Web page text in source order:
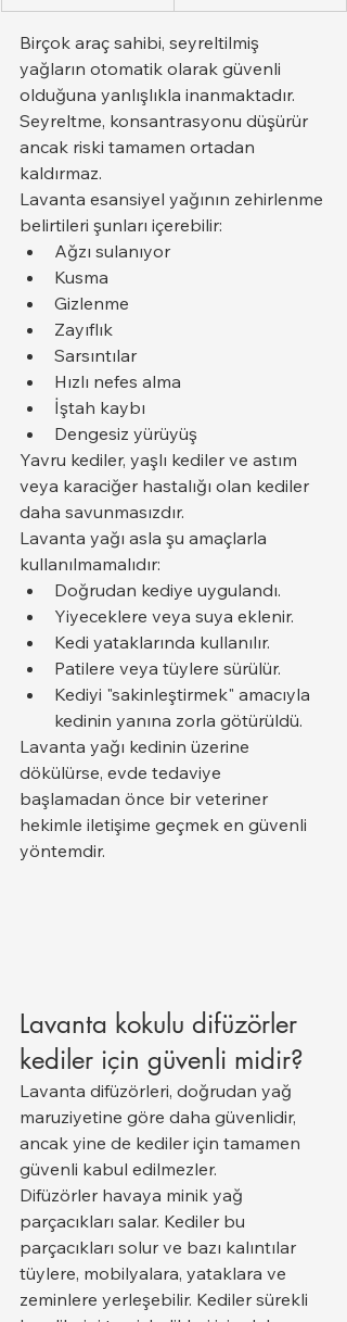
Birçok araç sahibi, seyreltilmiş
yağların otomatik olarak güvenli
olduğuna yanlışlıkla inanmaktadır.
Seyreltme, konsantrasyonu düşürür
ancak riski tamamen ortadan
kaldırmaz.
Lavanta esansiyel yağının zehirlenme
belirtileri şunları içerebilir:
Ağzı sulanıyor
Kusma
Gizlenme
Zayıflık
Sarsıntılar
Hızlı nefes alma
İştah kaybı
Dengesiz yürüyüş
Yavru kediler, yaşlı kediler ve astım
veya karaciğer hastalığı olan kediler
daha savunmasızdır.
Lavanta yağı asla şu amaçlarla
kullanılmamalıdır:
Doğrudan kediye uygulandı.
Yiyeceklere veya suya eklenir.
Kedi yataklarında kullanılır.
Patilere veya tüylere sürülür.
Kediyi "sakinleştirmek" amacıyla
kedinin yanına zorla götürüldü.
Lavanta yağı kedinin üzerine
dökülürse, evde tedaviye
başlamadan önce bir veteriner
hekimle iletişime geçmek en güvenli
yöntemdir.
Lavanta kokulu difüzörler
kediler için güvenli midir?
Lavanta difüzörleri, doğrudan yağ
maruziyetine göre daha güvenlidir,
ancak yine de kediler için tamamen
güvenli kabul edilmezler.
Difüzörler havaya minik yağ
parçacıkları salar. Kediler bu
parçacıkları solur ve bazı kalıntılar
tüylere, mobilyalara, yataklara ve
zeminlere yerleşebilir. Kediler sürekli